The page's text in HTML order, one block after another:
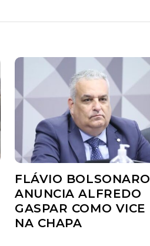
FLÁVIO BOLSONARO
ANUNCIA ALFREDO
GASPAR COMO VICE
NA CHAPA